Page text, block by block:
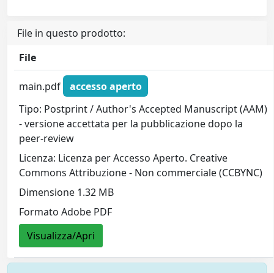
File in questo prodotto:
File
main.pdf
accesso aperto
Tipo: Postprint / Author's Accepted Manuscript (AAM)
- versione accettata per la pubblicazione dopo la
peer-review
Licenza: Licenza per Accesso Aperto. Creative
Commons Attribuzione - Non commerciale (CCBYNC)
Dimensione 1.32 MB
Formato Adobe PDF
Visualizza/Apri